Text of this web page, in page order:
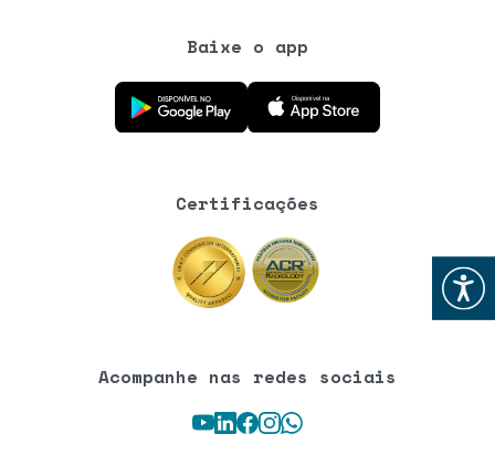
Abrir
Baixe o app
Baixe o aplicativo na Google Play Store
Baixe o aplicativo na App Store
Certificações
Acompanhe nas redes sociais
Youtube
LinkedIn
Facebook
Instagram
WhatsApp